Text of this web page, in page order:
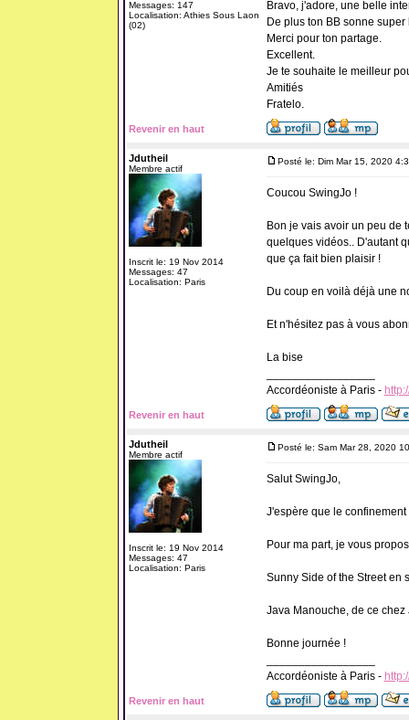
Messages: 147
Localisation: Athies Sous Laon
(02)
Bravo, j'adore, une belle
De plus ton BB sonne super
Merci pour ton partage.
Excellent.
Je te souhaite le meilleur
Amitiés
Fratelo.
Revenir en haut
Jdutheil
Membre actif
Inscrit le: 19 Nov 2014
Messages: 47
Localisation: Paris
Posté le: Dim Mar 15, 2020
Coucou SwingJo !
Bon je vais avoir un peu de
quelques vidéos.. D'autant
que ça fait bien plaisir !
Du coup en voilà déjà une
Et n'hésitez pas à vous
La bise
Accordéoniste à Paris -
Revenir en haut
Jdutheil
Membre actif
Inscrit le: 19 Nov 2014
Messages: 47
Localisation: Paris
Posté le: Sam Mar 28, 2020
Salut SwingJo,
J'espère que le
Pour ma part, je vous
Sunny Side of the Street en
Java Manouche, de ce chez
Bonne journée !
Accordéoniste à Paris -
Revenir en haut